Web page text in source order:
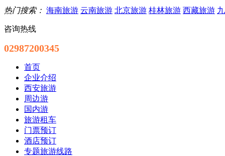
热门搜索： 海南旅游 云南旅游 北京旅游 桂林旅游 西藏旅游
咨询热线
02987200345
首页
企业介绍
西安旅游
周边游
国内游
旅游租车
门票预订
酒店预订
专题旅游线路